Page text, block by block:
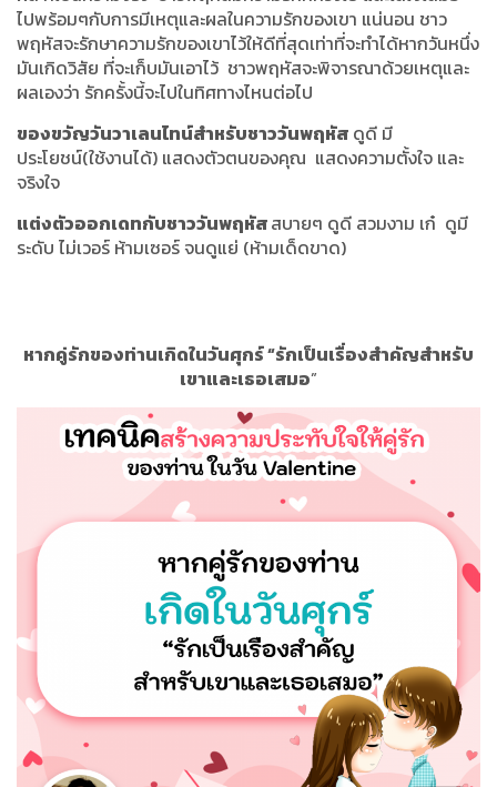
ไปพร้อมๆกับการมีเหตุและผลในความรักของเขา แน่นอน ชาว
พฤหัสจะรักษาความรักของเขาไว้ให้ดีที่สุดเท่าที่จะทำได้หากวันหนึ่ง
มันเกิดวิสัย ที่จะเก็บมันเอาไว้ ชาวพฤหัสจะพิจารณาด้วยเหตุและ
ผลเองว่า รักครั้งนี้จะไปในทิศทางไหนต่อไป
ของขวัญวันวาเลนไทน์สำหรับชาววันพฤหัส ดูดี มี
ประโยชน์(ใช้งานได้) แสดงตัวตนของคุณ แสดงความตั้งใจ และ
จริงใจ
แต่งตัวออกเดทกับชาววันพฤหัสสบายๆ ดูดี สวมงาม เก๋ ดูมี
ระดับ ไม่เวอร์ ห้ามเซอร์ จนดูแย่ (ห้ามเด็ดขาด)
หากคู่รักของท่านเกิดในวันศุกร์ “รักเป็นเรื่องสำคัญสำหรับ
เขาและเธอเสมอ”